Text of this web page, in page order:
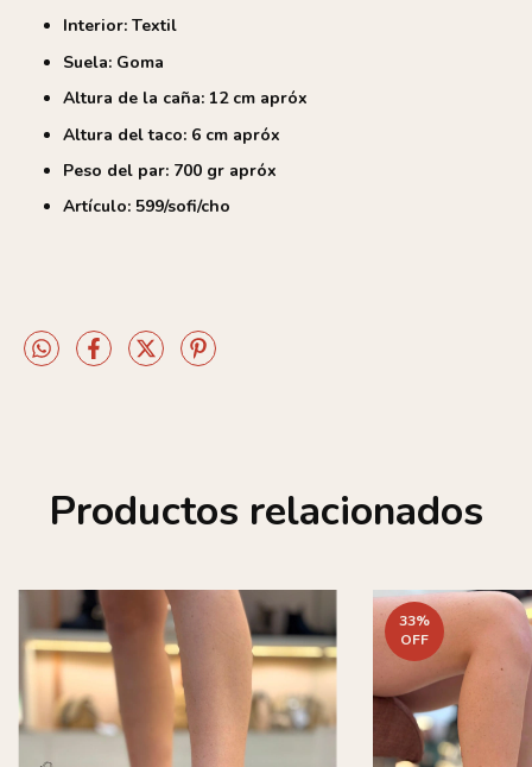
Interior: Textil
Suela: Goma
Altura de la caña: 12 cm apróx
Altura del taco: 6 cm apróx
Peso del par: 700 gr apróx
Artículo: 599/sofi/cho
Productos relacionados
33%
OFF